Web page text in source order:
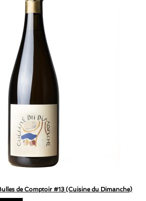
de Comptoir #13 (Cuisine du Dimanche)